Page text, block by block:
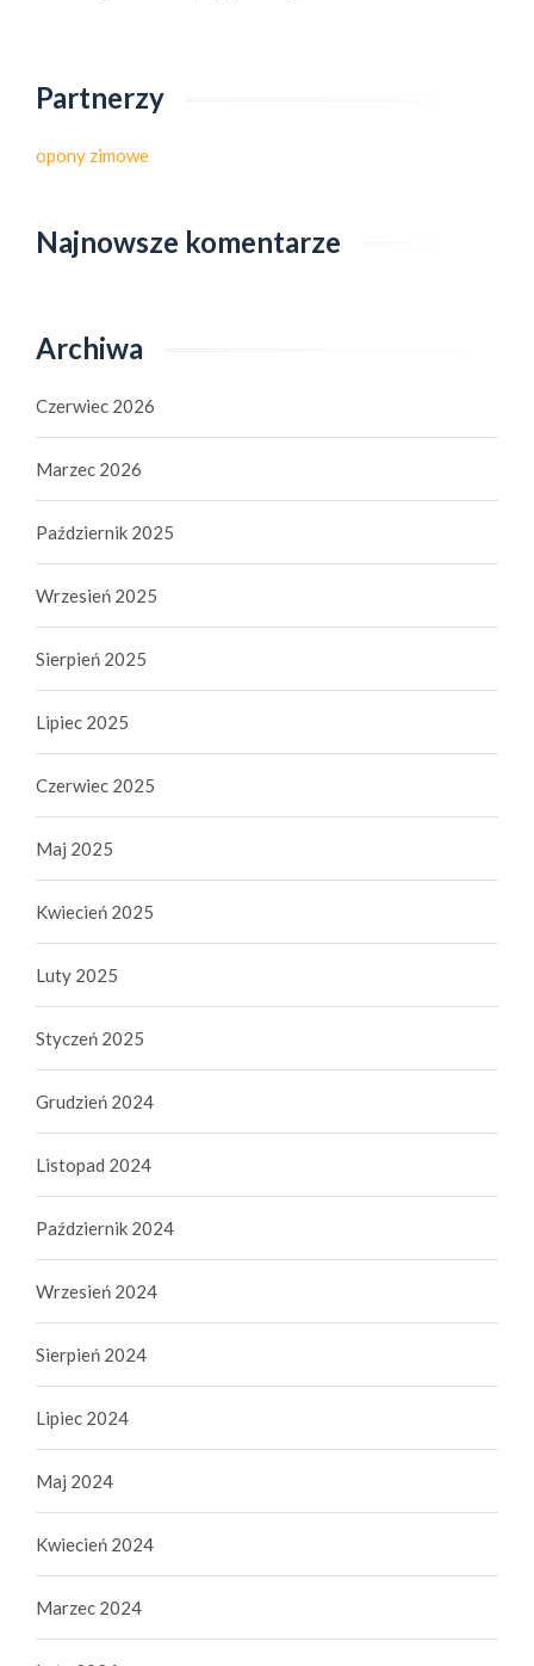
Partnerzy
opony zimowe
Najnowsze komentarze
Archiwa
Czerwiec 2026
Marzec 2026
Październik 2025
Wrzesień 2025
Sierpień 2025
Lipiec 2025
Czerwiec 2025
Maj 2025
Kwiecień 2025
Luty 2025
Styczeń 2025
Grudzień 2024
Listopad 2024
Październik 2024
Wrzesień 2024
Sierpień 2024
Lipiec 2024
Maj 2024
Kwiecień 2024
Marzec 2024